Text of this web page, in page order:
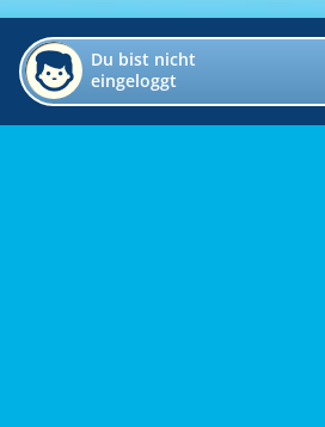
Du bist nicht
eingeloggt